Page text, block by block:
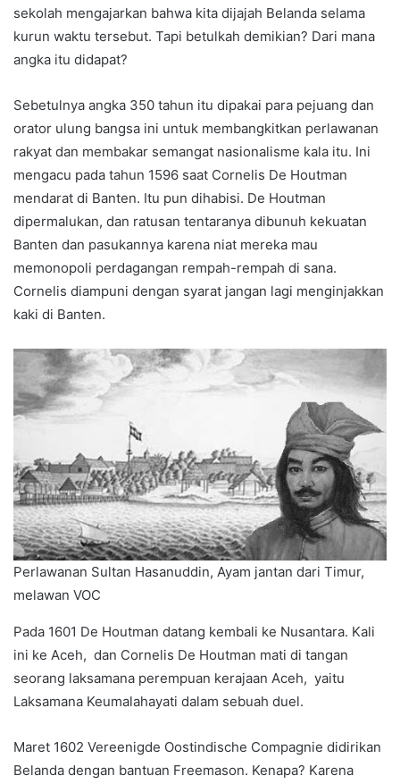
sekolah mengajarkan bahwa kita dijajah Belanda selama
kurun waktu tersebut. Tapi betulkah demikian? Dari mana
angka itu didapat?
Sebetulnya angka 350 tahun itu dipakai para pejuang dan
orator ulung bangsa ini untuk membangkitkan perlawanan
rakyat dan membakar semangat nasionalisme kala itu. Ini
mengacu pada tahun 1596 saat Cornelis De Houtman
mendarat di Banten. Itu pun dihabisi. De Houtman
dipermalukan, dan ratusan tentaranya dibunuh kekuatan
Banten dan pasukannya karena niat mereka mau
memonopoli perdagangan rempah-rempah di sana.
Cornelis diampuni dengan syarat jangan lagi menginjakkan
kaki di Banten.
Perlawanan Sultan Hasanuddin, Ayam jantan dari Timur,
melawan VOC
Pada 1601 De Houtman datang kembali ke Nusantara. Kali
ini ke Aceh, dan Cornelis De Houtman mati di tangan
seorang laksamana perempuan kerajaan Aceh, yaitu
Laksamana Keumalahayati dalam sebuah duel.
Maret 1602 Vereenigde Oostindische Compagnie didirikan
Belanda dengan bantuan Freemason. Kenapa? Karena